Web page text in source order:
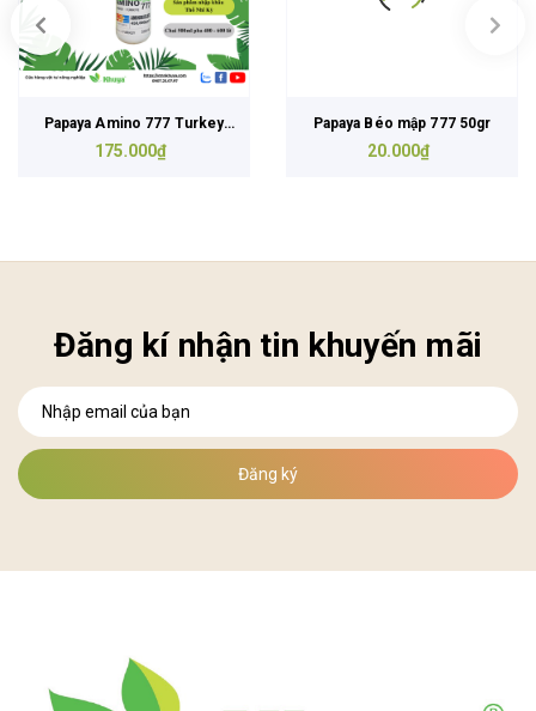
Papaya Amino 777 Turkey
500ml
175.000₫
Papaya Béo mập 777 50gr
20.000₫
Đăng kí nhận tin khuyến mãi
Đăng ký